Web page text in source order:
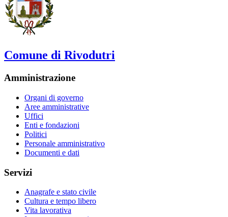
Comune di Rivodutri
Amministrazione
Organi di governo
Aree amministrative
Uffici
Enti e fondazioni
Politici
Personale amministrativo
Documenti e dati
Servizi
Anagrafe e stato civile
Cultura e tempo libero
Vita lavorativa